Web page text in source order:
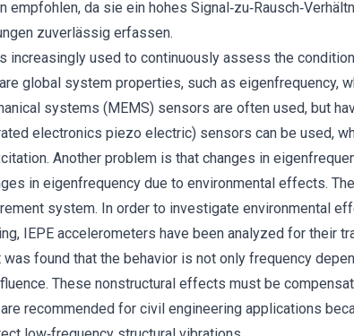
empfohlen, da sie ein hohes
zuverlässig erfassen.
increasingly used to continuously assess the
global system properties, such as eigenfrequency,
systems (MEMS) sensors are often used, but
electronics piezo electric) sensors can be used,
Another problem is that changes in
in eigenfrequency due to environmental effects.
system. In order to investigate environmental
IEPE accelerometers have been analyzed for their
found that the behavior is not only frequency
These nonstructural effects must be
recommended for civil engineering applications